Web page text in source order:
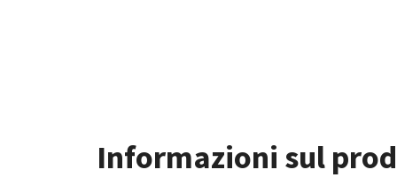
Informazioni sul